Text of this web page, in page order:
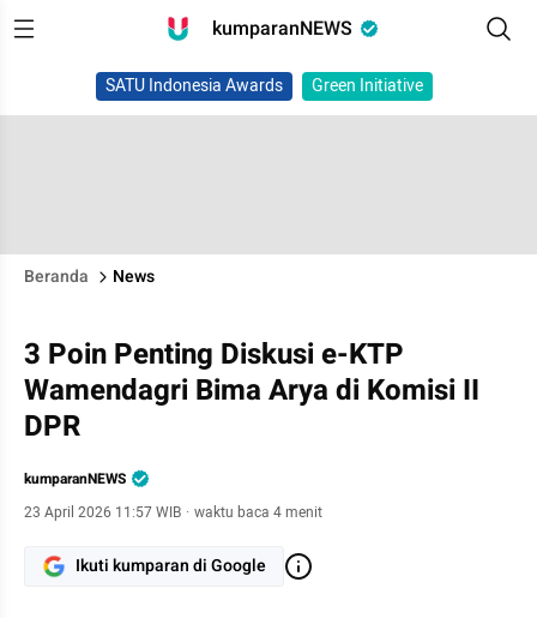
kumparanNEWS
SATU Indonesia Awards Green Initiative
Beranda News
3 Poin Penting Diskusi e-KTP
Wamendagri Bima Arya di Komisi II
DPR
kumparanNEWS
23 April 2026 11:57 WIB · waktu baca 4 menit
Ikuti kumparan di Google